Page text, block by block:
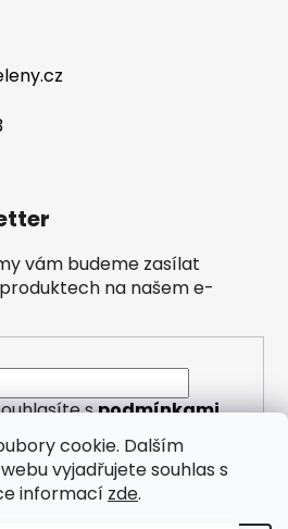
cookie. Dalším
vyjadřujete souhlas s
informací zde.
vám budeme zasílat
na našem e-
spodmínkami